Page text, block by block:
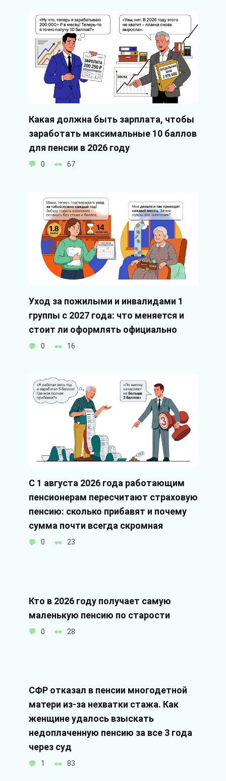
Какая должна быть зарплата, чтобы
заработать максимальные 10 баллов
для пенсии в 2026 году
0 67
Уход за пожилыми и инвалидами 1
группы с 2027 года: что меняется и
стоит ли оформлять официально
0 16
С 1 августа 2026 года работающим
пенсионерам пересчитают страховую
пенсию: сколько прибавят и почему
сумма почти всегда скромная
0 23
Кто в 2026 году получает самую
маленькую пенсию по старости
0 28
СФР отказал в пенсии многодетной
матери из-за нехватки стажа. Как
женщине удалось взыскать
недоплаченную пенсию за все 3 года
через суд
1 83